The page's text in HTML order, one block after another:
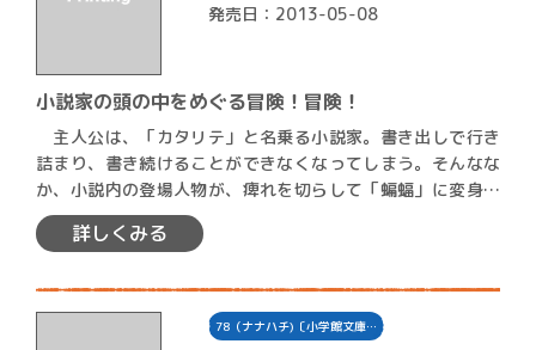
発売日：2013-05-08
小説家の頭の中をめぐる冒険！冒険！
主人公は、「カタリテ」と名乗る小説家。書き出しで行き
詰まり、書き続けることができなくなってしまう。そんなな
か、小説内の登場人物が、痺れを切らして「蝙蝠」に変身し
ながら新…
詳しくみる
78（ナナハチ)〔小学館文庫…